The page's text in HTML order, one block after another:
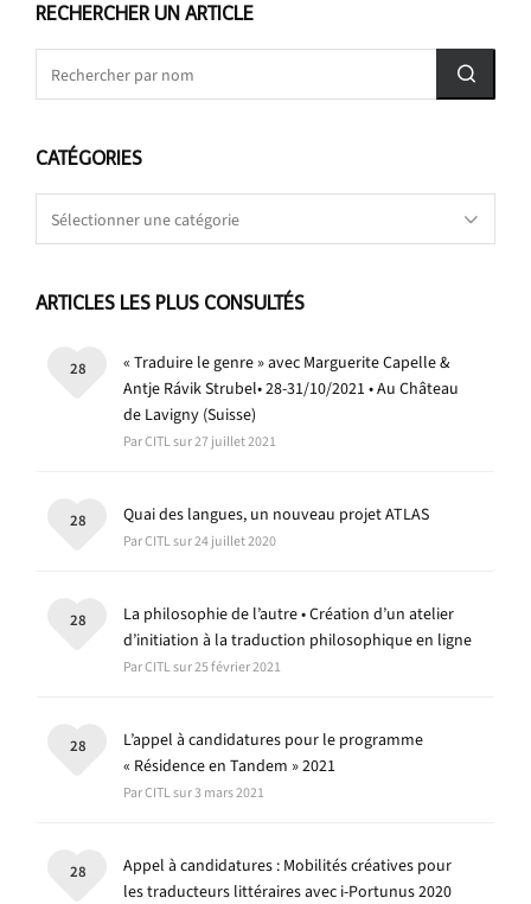
RECHERCHER UN ARTICLE
CATÉGORIES
ARTICLES LES PLUS CONSULTÉS
« Traduire le genre » avec Marguerite Capelle &
Antje Rávik Strubel• 28-31/10/2021 • Au Château
de Lavigny (Suisse)
Par CITL sur 27 juillet 2021
28
Quai des langues, un nouveau projet ATLAS
Par CITL sur 24 juillet 2020
28
La philosophie de l’autre • Création d’un atelier
d’initiation à la traduction philosophique en ligne
Par CITL sur 25 février 2021
28
L’appel à candidatures pour le programme
« Résidence en Tandem » 2021
Par CITL sur 3 mars 2021
28
Appel à candidatures : Mobilités créatives pour
les traducteurs littéraires avec i-Portunus 2020
28